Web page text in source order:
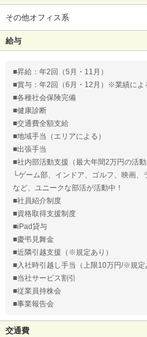
その他オフィス系
給与
■昇給：年2回（5月・11月）
■賞与：年2回（6月・12月）※業績によ
■各種社会保険完備
■健康診断
■交通費全額支給
■地域手当（エリアによる）
■出張手当
■社内部活動支援（最大年間2万円の活動
└ゲーム部、インドア、ゴルフ、映画
など、ユニークな部活が活動中！
■社員紹介制度
■資格取得支援制度
■iPad貸与
■慶弔見舞金
■近隣引越支援（※規定あり）
■入社時引越し手当（上限10万円/※規定
■当社サービス割引
■従業員持株会
■事業報告会
交通費